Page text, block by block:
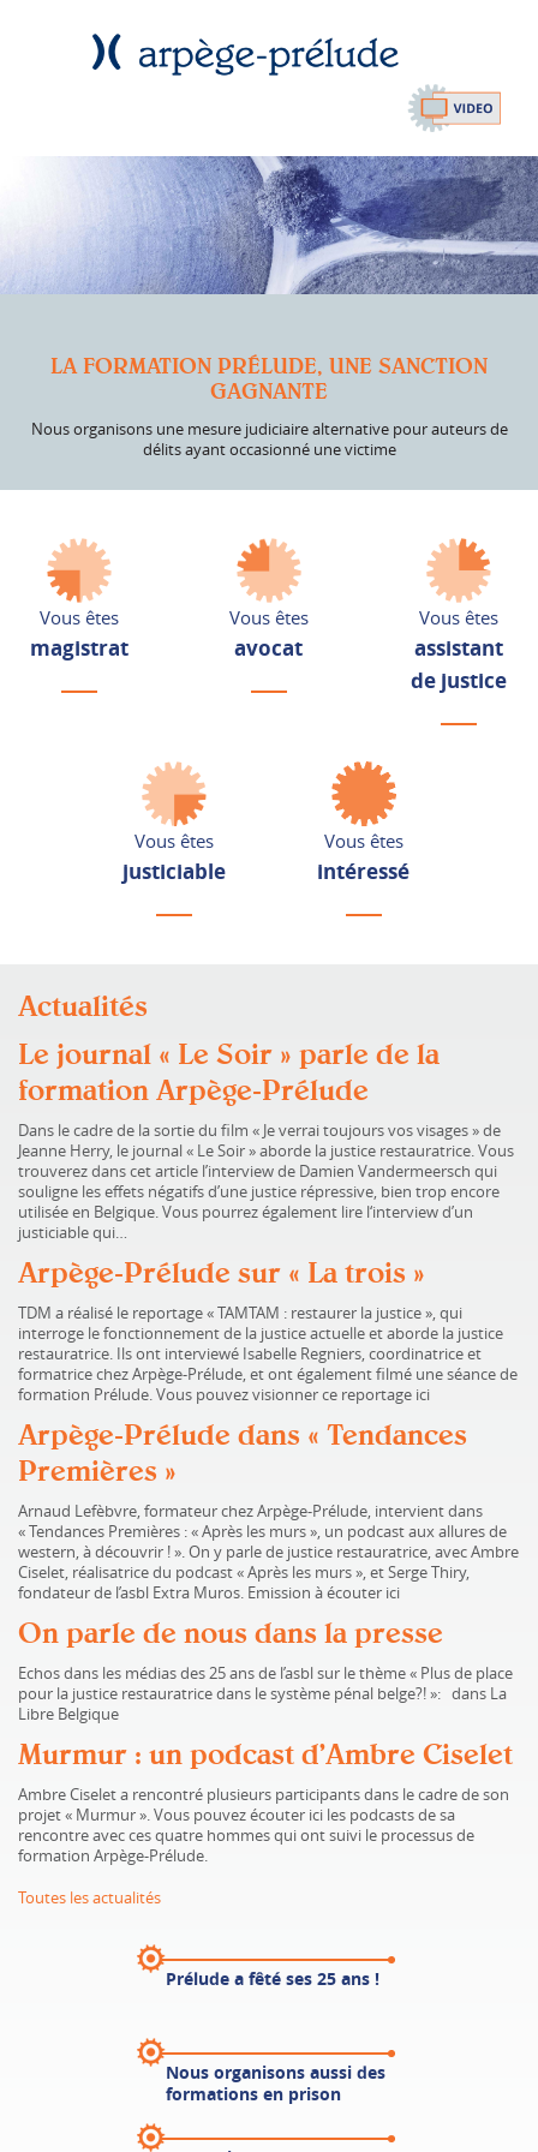
LA FORMATION PRÉLUDE, UNE SANCTION
GAGNANTE
Nous organisons une mesure judiciaire alternative pour auteurs de
délits ayant occasionné une victime
Vous êtes
magistrat
Vous êtes
avocat
Vous êtes
assistant
de justice
Vous êtes
justiciable
Vous êtes
intéressé
Actualités
Le journal « Le Soir » parle de la
formation Arpège-Prélude
Dans le cadre de la sortie du film « Je verrai toujours vos visages » de
Jeanne Herry, le journal « Le Soir » aborde la justice restauratrice. Vous
trouverez dans cet article l’interview de Damien Vandermeersch qui
souligne les effets négatifs d’une justice répressive, bien trop encore
utilisée en Belgique. Vous pourrez également lire l‘interview d’un
justiciable qui…
Arpège-Prélude sur « La trois »
TDM a réalisé le reportage « TAMTAM : restaurer la justice », qui
interroge le fonctionnement de la justice actuelle et aborde la justice
restauratrice. Ils ont interviewé Isabelle Regniers, coordinatrice et
formatrice chez Arpège-Prélude, et ont également filmé une séance de
formation Prélude. Vous pouvez visionner ce reportage ici
Arpège-Prélude dans « Tendances
Premières »
Arnaud Lefèbvre, formateur chez Arpège-Prélude, intervient dans
« Tendances Premières : « Après les murs », un podcast aux allures de
western, à découvrir ! ». On y parle de justice restauratrice, avec Ambre
Ciselet, réalisatrice du podcast « Après les murs », et Serge Thiry,
fondateur de l’asbl Extra Muros. Emission à écouter ici
On parle de nous dans la presse
Echos dans les médias des 25 ans de l’asbl sur le thème « Plus de place
pour la justice restauratrice dans le système pénal belge?! »: dans La
Libre Belgique
Murmur : un podcast d’Ambre Ciselet
Ambre Ciselet a rencontré plusieurs participants dans le cadre de son
projet « Murmur ». Vous pouvez écouter ici les podcasts de sa
rencontre avec ces quatre hommes qui ont suivi le processus de
formation Arpège-Prélude.
Toutes les actualités
Prélude a fêté ses 25 ans !
Nous organisons aussi des
formations en prison